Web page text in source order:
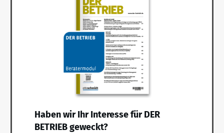
Haben wir Ihr Interesse für DER
BETRIEB geweckt?